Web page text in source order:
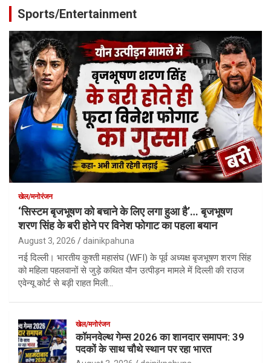
Sports/Entertainment
खेल/मनोरंजन
‘सिस्टम बृजभूषण को बचाने के लिए लगा हुआ है’… बृजभूषण
शरण सिंह के बरी होने पर विनेश फोगाट का पहला बयान
August 3, 2026 dainikpahuna
नई दिल्ली। भारतीय कुश्ती महासंघ (WFI) के पूर्व अध्यक्ष बृजभूषण शरण सिंह
को महिला पहलवानों से जुड़े कथित यौन उत्पीड़न मामले में दिल्ली की राउज
एवेन्यू कोर्ट से बड़ी राहत मिली…
खेल/मनोरंजन
कॉमनवेल्थ गेम्स 2026 का शानदार समापन: 39
पदकों के साथ चौथे स्थान पर रहा भारत